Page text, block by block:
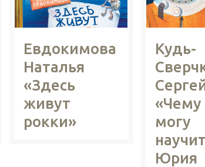
Евдокимова
Наталья
«Здесь
живут
рокки»
Кудь-
«Чему
могу
Юрия